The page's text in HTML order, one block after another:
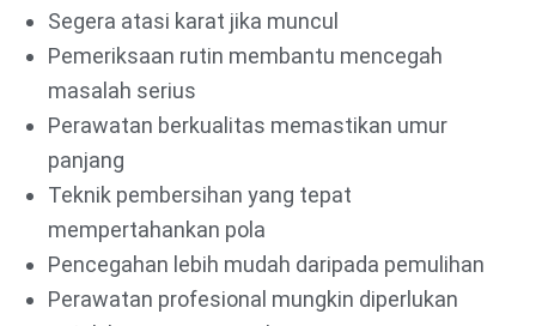
Segera atasi karat jika muncul
Pemeriksaan rutin membantu mencegah
masalah serius
Perawatan berkualitas memastikan umur
panjang
Teknik pembersihan yang tepat
mempertahankan pola
Pencegahan lebih mudah daripada pemulihan
Perawatan profesional mungkin diperlukan